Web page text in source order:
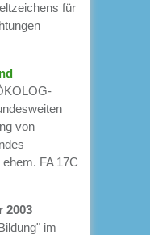
für
von
FA 17C
2003
im